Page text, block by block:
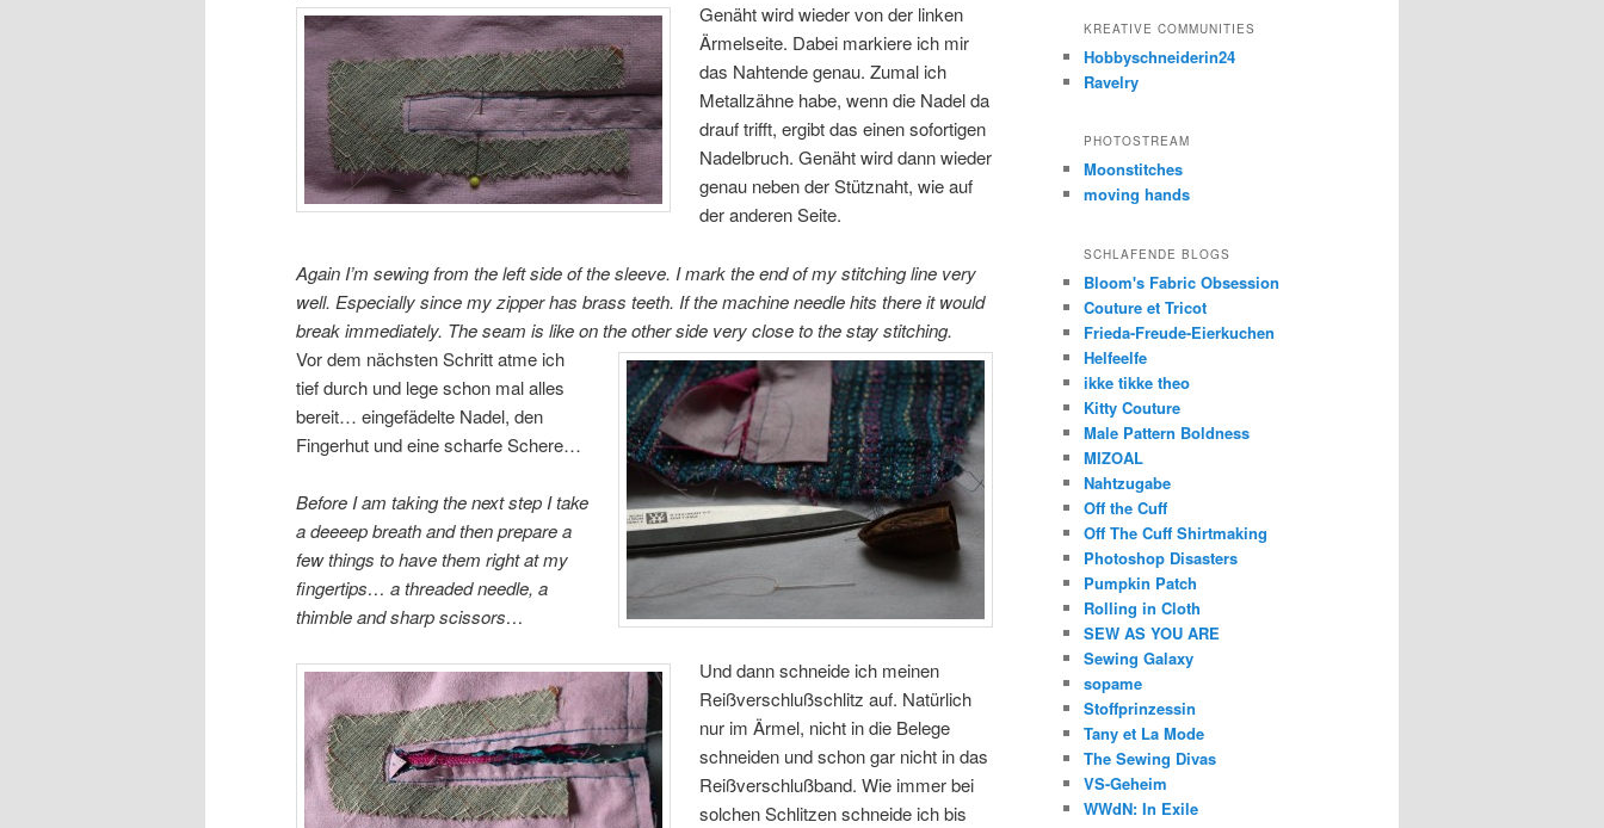
Genäht wird wieder von der linken
Ärmelseite. Dabei markiere ich mir
das Nahtende genau. Zumal ich
Metallzähne habe, wenn die Nadel da
drauf trifft, ergibt das einen sofortigen
Nadelbruch. Genäht wird dann wieder
genau neben der Stütznaht, wie auf
der anderen Seite.
Again I’m sewing from the left side of the sleeve. I mark the end of my stitching line very
well. Especially since my zipper has brass teeth. If the machine needle hits there it would
break immediately. The seam is like on the other side very close to the stay stitching.
Vor dem nächsten Schritt atme ich
tief durch und lege schon mal alles
bereit… eingefädelte Nadel, den
Fingerhut und eine scharfe Schere…
Before I am taking the next step I take
a deeeep breath and then prepare a
few things to have them right at my
fingertips… a threaded needle, a
thimble and sharp scissors…
Und dann schneide ich meinen
Reißverschlußschlitz auf. Natürlich
nur im Ärmel, nicht in die Belege
schneiden und schon gar nicht in das
Reißverschlußband. Wie immer bei
solchen Schlitzen schneide ich bis
KREATIVE COMMUNITIES
Hobbyschneiderin24
Ravelry
PHOTOSTREAM
Moonstitches
moving hands
SCHLAFENDE BLOGS
Bloom's Fabric Obsession
Couture et Tricot
Frieda-Freude-Eierkuchen
Helfeelfe
ikke tikke theo
Kitty Couture
Male Pattern Boldness
MIZOAL
Nahtzugabe
Off the Cuff
Off The Cuff Shirtmaking
Photoshop Disasters
Pumpkin Patch
Rolling in Cloth
SEW AS YOU ARE
Sewing Galaxy
sopame
Stoffprinzessin
Tany et La Mode
The Sewing Divas
VS-Geheim
WWdN: In Exile